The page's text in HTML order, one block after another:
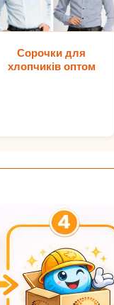
Сорочки для
хлопчиків оптом